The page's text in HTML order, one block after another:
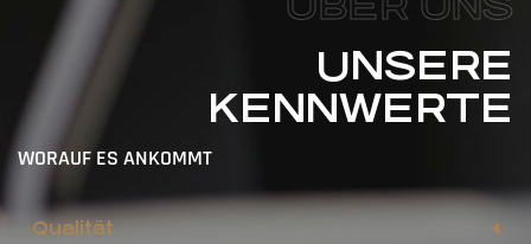
UNSERE
KENNWERTE
WORAUF ES ANKOMMT
Qualität